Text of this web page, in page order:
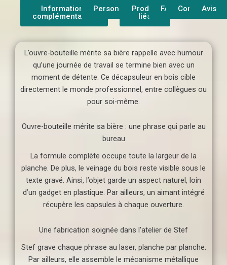
Informations
complémentaires
Personnalisation
Produit
liés
FAQ ContactAvis
L’ouvre-bouteille mérite sa bière rappelle avec humour
qu’une journée de travail se termine bien avec un
moment de détente. Ce décapsuleur en bois cible
directement le monde professionnel, entre collègues ou
pour soi-même.
Ouvre-bouteille mérite sa bière : une phrase qui parle au
bureau
La formule complète occupe toute la largeur de la
planche. De plus, le veinage du bois reste visible sous le
texte gravé. Ainsi, l’objet garde un aspect naturel, loin
d’un gadget en plastique. Par ailleurs, un aimant intégré
récupère les capsules à chaque ouverture.
Une fabrication soignée dans l’atelier de Stef
Stef grave chaque phrase au laser, planche par planche.
Par ailleurs, elle assemble le mécanisme métallique